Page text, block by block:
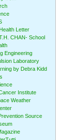
Letter
CHAN- School
Engineering
Laboratory
by Debra Kidd
Institute
Weather
Source